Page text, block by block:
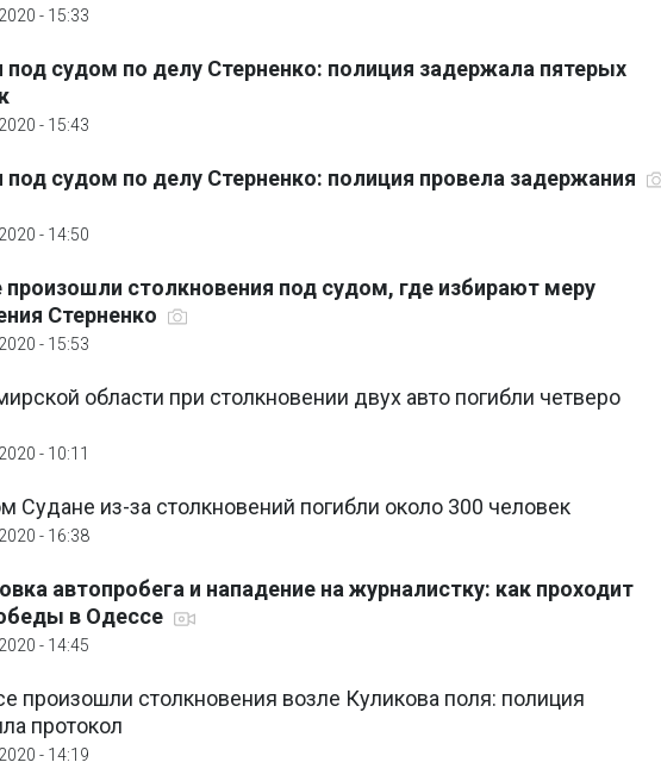
- 15:33
судом по делу Стерненко: полиция задержала пятерых
- 15:43
судом по делу Стерненко: полиция провела задержания
- 14:50
произошли столкновения под судом, где избирают меру
Стерненко
- 15:53
области при столкновении двух авто погибли четверо
- 10:11
Судане из-за столкновений погибли около 300 человек
- 16:38
автопробега и нападение на журналистку: как проходит
в Одессе
- 14:45
произошли столкновения возле Куликова поля: полиция
протокол
- 14:19